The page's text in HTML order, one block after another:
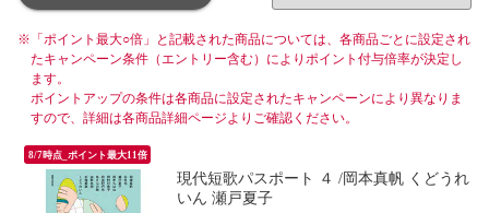
※ 「ポイント最大○倍」と記載された商品については、各商品ごとに設定され
たキャンペーン条件（エントリー含む）によりポイント付与倍率が決定し
ます。
ポイントアップの条件は各商品に設定されたキャンペーンにより異なりま
すので、詳細は各商品詳細ページよりご確認ください。
8/7時点_ポイント最大11倍
現代短歌パスポート ４ /岡本真帆 くどうれ
いん 瀬戸夏子